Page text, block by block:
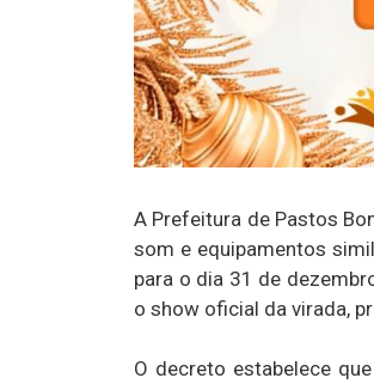
A Prefeitura de Pastos
som e equipamentos
para o dia 31 de
o show oficial da virada,
O decreto estabelece